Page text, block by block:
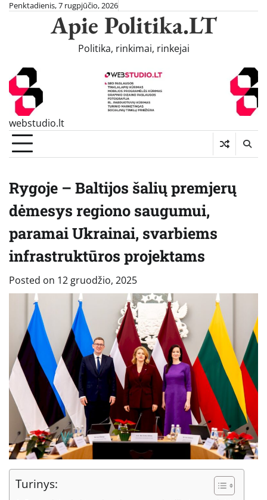
SkipPenktadienis, 7 rugpjūčio, 2026
Apie Politika.LT
Politika, rinkimai, rinkejai
webstudio.lt
Rygoje – Baltijos šalių premjerų
dėmesys regiono saugumui,
paramai Ukrainai, svarbiems
infrastruktūros projektams
Posted on 12 gruodžio, 2025
Turinys: